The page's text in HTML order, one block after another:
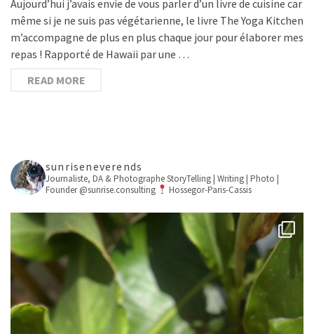
Aujourd’hui j’avais envie de vous parler d’un livre de cuisine car
même si je ne suis pas végétarienne, le livre The Yoga Kitchen
m’accompagne de plus en plus chaque jour pour élaborer mes
repas ! Rapporté de Hawaii par une …
READ MORE
sunriseneverends
Journaliste, DA & PhotographeStoryTelling | Writing | Photo |
Founder @sunrise.consulting
Hossegor-Paris-Cassis